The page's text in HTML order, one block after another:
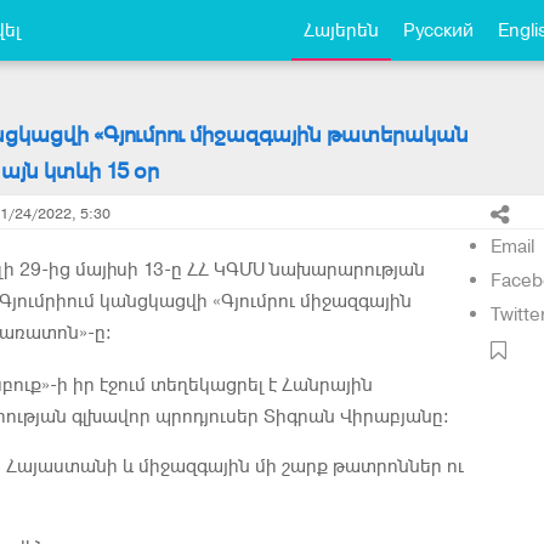
Հայերեն Русский
«Գյումրու միջազգային թատերական
կտևի 15 օր
24/2022, 5:30
Email
29-ից մայիսի 13-ը ՀՀ ԿԳՄՍ նախարարության
կանցկացվի «Գյումրու միջազգային
ը։
ի իր էջում տեղեկացրել է Հանրային
գլխավոր պրոդյուսեր Տիգրան Վիրաբյանը։
Հայաստանի և միջազգային մի շարք թատրոններ ու